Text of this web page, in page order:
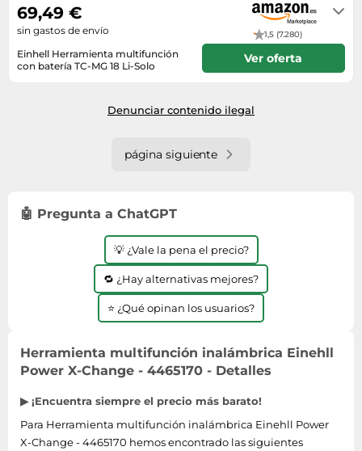
Einhell Herramienta multifunción
con batería TC-MG 18 Li-Solo
1,5 (7.280)
69,49 €
sin gastos de envío
Ver oferta
página siguiente
Denunciar contenido ilegal
🤖 Pregunta a ChatGPT
💡 ¿Vale la pena el precio?
🔁 ¿Hay alternativas mejores?
⭐ ¿Qué opinan los usuarios?
Herramienta multifunción inalámbrica Einehll
Power X-Change - 4465170 - Detalles
▶ ¡Encuentra siempre el precio más barato!
Para Herramienta multifunción inalámbrica Einehll Power
X-Change - 4465170 hemos encontrado las siguientes